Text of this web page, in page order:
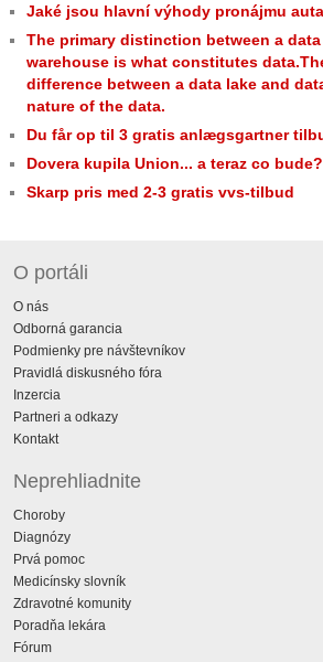
Jaké jsou hlavní výhody pronájmu auta
The primary distinction between a
warehouse is what constitutes
difference between a data lake and
nature of the data.
Du får op til 3 gratis anlægsgartner
Dovera kupila Union... a teraz co bude?
Skarp pris med 2-3 gratis vvs-tilbud
O portáli
O nás
Odborná garancia
Podmienky pre návštevníkov
Pravidlá diskusného fóra
Inzercia
Partneri a odkazy
Kontakt
Neprehliadnite
Choroby
Diagnózy
Prvá pomoc
Medicínsky slovník
Zdravotné komunity
Poradňa lekára
Fórum